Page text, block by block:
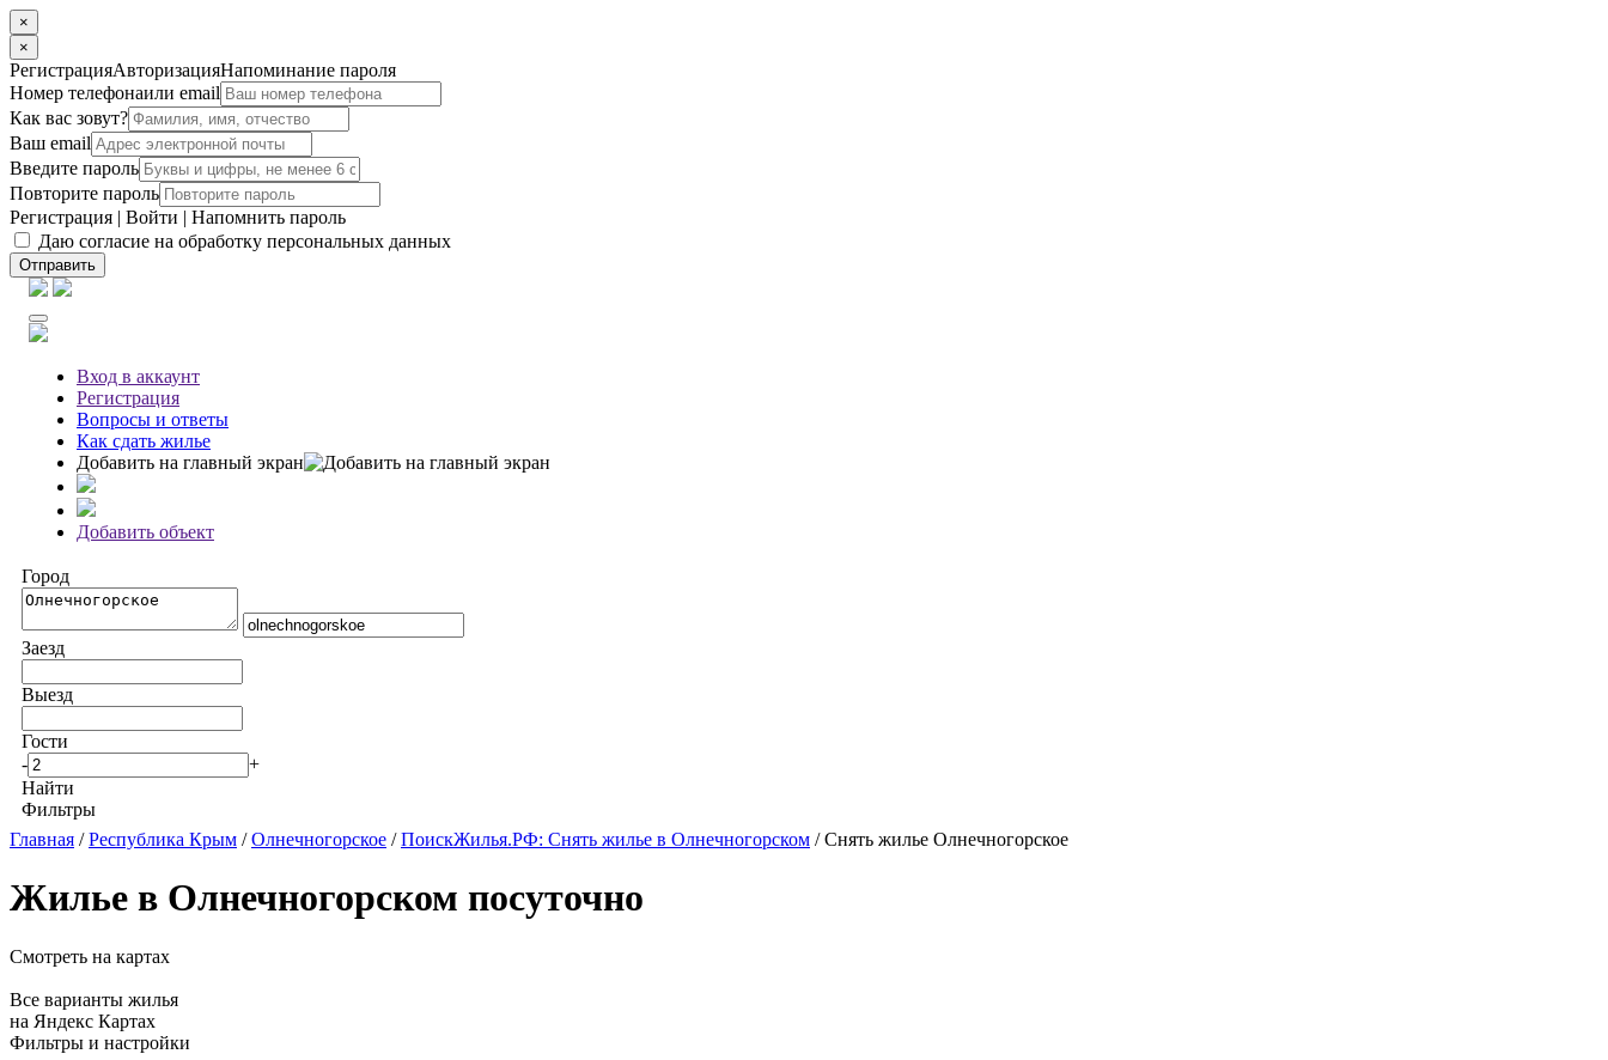
×
×
РегистрацияАвторизацияНапоминание пароля
Номер телефонаили email
Как вас зовут?
Ваш email
Введите пароль
Повторите пароль
Регистрация | Войти | Напомнить пароль
Даю согласие на обработку персональных данных
Отправить
Вход в аккаунт
Регистрация
Вопросы и ответы
Как сдать жилье
Добавить на главный экран
Добавить объект
Город
Заезд
Выезд
Гости
-
+
Найти
Фильтры
Главная /Республика Крым /Олнечногорское /ПоискЖилья.РФ: Снять жилье в Олнечногорском / Снять жилье Олнечногорское
Жилье в Олнечногорском посуточно
Смотреть на картах
Все варианты жилья
на Яндекс Картах
Фильтры и настройки